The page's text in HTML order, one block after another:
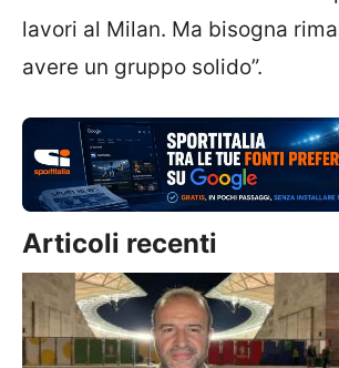
lavori al Milan. Ma bisogna
avere un gruppo solido”.
Articoli recenti